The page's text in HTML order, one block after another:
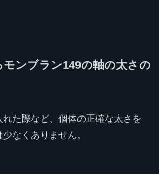
モンブラン149の軸の太さの
た際など、個体の正確な太さを
なくありません。